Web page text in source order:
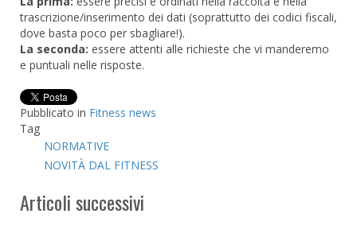
trascrizione/inserimento dei dati (soprattutto dei codici fiscali,
dove basta poco per sbagliare!).
La seconda: essere attenti alle richieste che vi manderemo
e puntuali nelle risposte.
Pubblicato in Fitness news
Tag
NORMATIVE
NOVITÀ DAL FITNESS
Articoli successivi